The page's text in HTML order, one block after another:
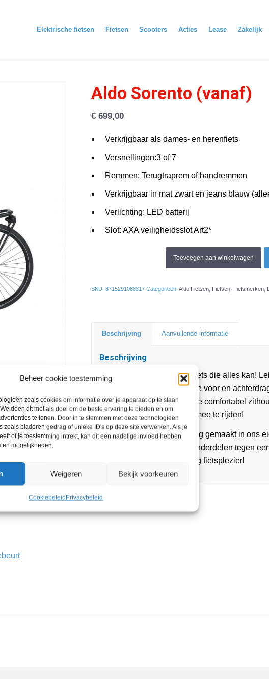
Beheer cookie toestemming
zoals cookies om informatie over je apparaat op te slaan
doen dit met als doel om de beste ervaring te bieden en om
te tonen. Door in te stemmen met deze technologieën
zoals bladeren gedrag of unieke ID's op deze site verwerken. Als je
of je toestemming intrekt, kan dit een nadelige invloed hebben
en mogelijkheden.
Weigeren Bekijk voorkeuren
CookiebeleidPrivacybeleid
Elektrische fietsen Fietsen Scooters Acties Lease Zakelijk
Aldo Sorento (vanaf)
€ 699,00
Verkrijgbaar als dames- en herenfiets
Versnellingen:3 of 7
Remmen: Terugtraprem of handremmen
Verkrijgbaar in mat zwart en jeans blauw
Verlichting: LED batterij
Slot: AXA veiligheidsslot Art2*
Toevoegen aan winkelwagen
SKU: 8715291088317 Categorieën: Aldo Fietsen Fietsen Fietsmerken
Beschrijving Aanvullende informatie
Beschrijving
Aldo Sorento, de transportfiets die alles kan!
het aluminium frame, stevige voor en
stevige dubbelstandaard. De comfortabel
fiets een genot om heerlijk mee te rijden!
Aldo fietsen worden met zorg gemaakt in ons
gemaakt met de kwaliteitsonderdelen tegen
Aldo fiets beleeft u jarenlang fietsplezier!